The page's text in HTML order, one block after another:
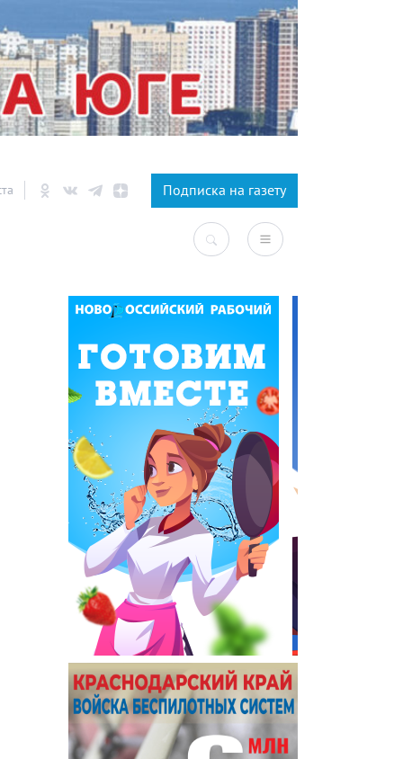
Подписка на газету